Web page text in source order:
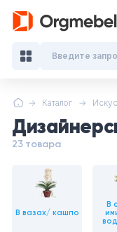
Каталог
23 товара
В вазах/ кашпо
В
Введите